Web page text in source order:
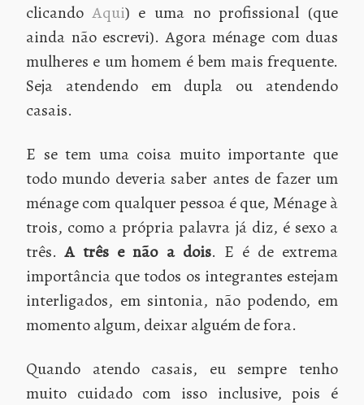
clicandoAqui) e uma no profissional (que
ainda não escrevi). Agora ménage com duas
mulheres e um homem é bem mais frequente.
Seja atendendo em dupla ou atendendo
casais.
E se tem uma coisa muito importante que
todo mundo deveria saber antes de fazer um
ménage com qualquer pessoa é que, Ménage à
trois, como a própria palavra já diz, é sexo a
três.A três e não a dois. E é de extrema
importância que todos os integrantes estejam
interligados, em sintonia, não podendo, em
momento algum, deixar alguém de fora.
Quando atendo casais, eu sempre tenho
muito cuidado com isso inclusive, pois é